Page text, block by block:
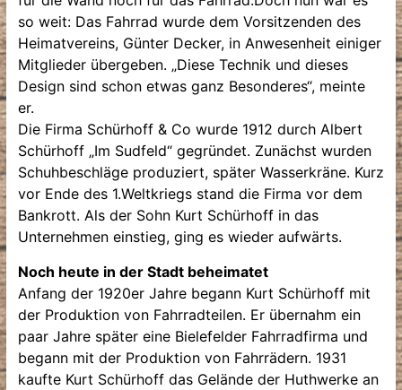
so weit: Das Fahrrad wurde dem Vorsitzenden des
Heimatvereins, Günter Decker, in Anwesenheit einiger
Mitglieder übergeben. „Diese Technik und dieses
Design sind schon etwas ganz Besonderes“, meinte
er.
Die Firma Schürhoff & Co wurde 1912 durch Albert
Schürhoff „Im Sudfeld“ gegründet. Zunächst wurden
Schuhbeschläge produziert, später Wasserkräne. Kurz
vor Ende des 1.Weltkriegs stand die Firma vor dem
Bankrott. Als der Sohn Kurt Schürhoff in das
Unternehmen einstieg, ging es wieder aufwärts.
Noch heute in der Stadt beheimatet
Anfang der 1920er Jahre begann Kurt Schürhoff mit
der Produktion von Fahrradteilen. Er übernahm ein
paar Jahre später eine Bielefelder Fahrradfirma und
begann mit der Produktion von Fahrrädern. 1931
kaufte Kurt Schürhoff das Gelände der Huthwerke an